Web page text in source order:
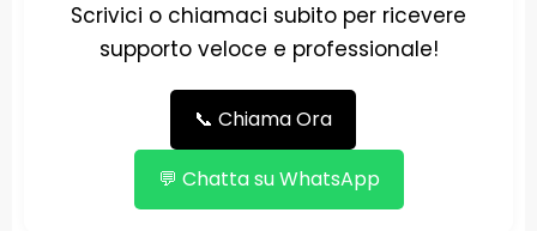
Scrivici o chiamaci subito per ricevere
supporto veloce e professionale!
📞 Chiama Ora
💬 Chatta su WhatsApp